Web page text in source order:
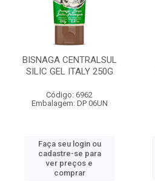
BISNAGA CENTRALSUL
SILIC GEL ITALY 250G
Código: 6962
Embalagem: DP 06UN
Faça seu login ou
cadastre-se para
ver preços e
comprar